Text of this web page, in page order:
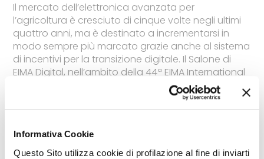
Informativa Cookie
Questo Sito utilizza cookie di profilazione al fine di inviarti
Il mercato dell’elettronica avanzata per
l’agricoltura è cresciuto di cinque volte negli ultimi
quattro anni, ma è destinato a incrementarsi in
modo sempre più marcato grazie anche al sistema
di incentivi per la transizione digitale. Il Salone di
EIMA Digital, nell’ambito della 44ª EIMA International
(19-23 ottobre 2021), mette in mostra le tecnologie
più innovative, e offre un programma di eventi sul
tema realizzati in collaborazione con Università e